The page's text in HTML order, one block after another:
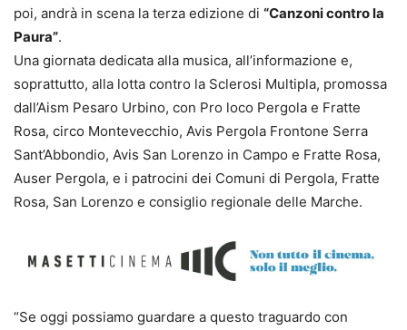
poi, andrà in scena la terza edizione di “Canzoni contro la
Paura”.
Una giornata dedicata alla musica, all’informazione e,
soprattutto, alla lotta contro la Sclerosi Multipla, promossa
dall’Aism Pesaro Urbino, con Pro loco Pergola e Fratte
Rosa, circo Montevecchio, Avis Pergola Frontone Serra
Sant’Abbondio, Avis San Lorenzo in Campo e Fratte Rosa,
Auser Pergola, e i patrocini dei Comuni di Pergola, Fratte
Rosa, San Lorenzo e consiglio regionale delle Marche.
“Se oggi possiamo guardare a questo traguardo con